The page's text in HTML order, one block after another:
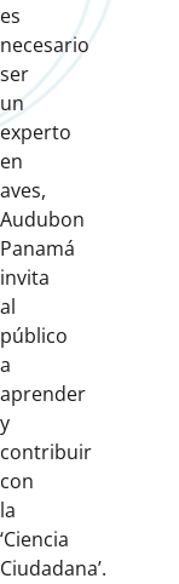
es
necesario
ser
un
experto
en
aves,
Audubon
Panamá
invita
al
público
a
aprender
y
contribuir
con
la
‘Ciencia
Ciudadana’.